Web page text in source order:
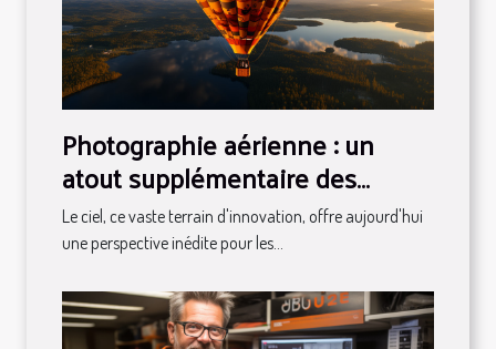
Photographie aérienne : un
atout supplémentaire des
montgolfières publicitaires
Le ciel, ce vaste terrain d'innovation, offre aujourd'hui
une perspective inédite pour les...